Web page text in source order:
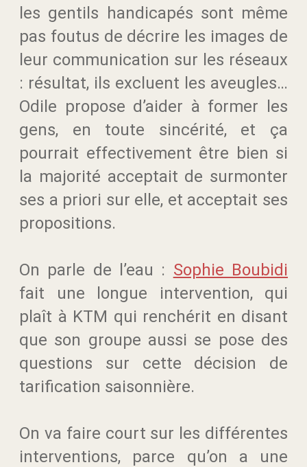
les gentils handicapés sont même
pas foutus de décrire les images de
leur communication sur les réseaux
: résultat, ils excluent les aveugles…
Odile propose d’aider à former les
gens, en toute sincérité, et ça
pourrait effectivement être bien si
la majorité acceptait de surmonter
ses a priori sur elle, et acceptait ses
propositions.
On parle de l’eau : Sophie Boubidi
fait une longue intervention, qui
plaît à KTM qui renchérit en disant
que son groupe aussi se pose des
questions sur cette décision de
tarification saisonnière.
On va faire court sur les différentes
interventions, parce qu’on a une